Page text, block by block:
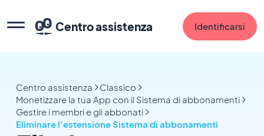
Centro assistenza Identificarsi
Centro assistenza
Classico
Monetizzare la tua App con il Sistema di abbonamenti
Gestire i membri e gli abbonati
Eliminare l'estensione Sistema di abbonamenti